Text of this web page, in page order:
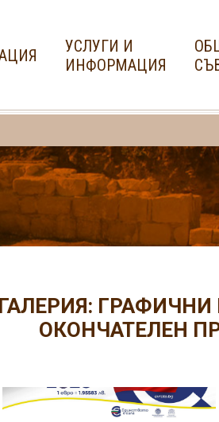
УСЛУГИ И
ИНФОРМАЦИЯ
ГАЛЕРИЯ:
ОКОНЧАТЕЛЕН